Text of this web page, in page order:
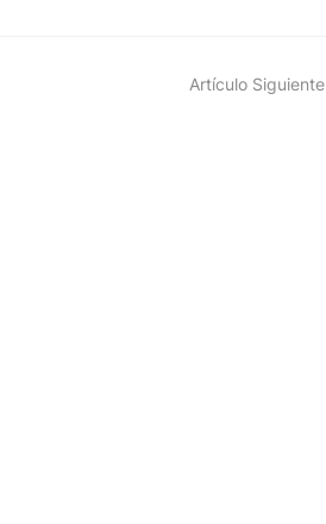
Artículo Siguiente